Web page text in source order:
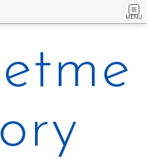
MENU